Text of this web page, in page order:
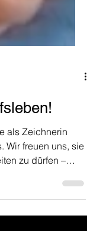
als Zeichnerin
freuen uns, sie
zu dürfen –